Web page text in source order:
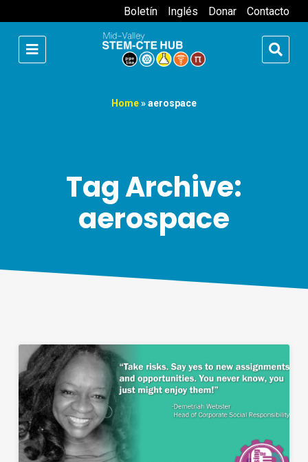
Boletín Inglés Donar Contacto
Home»aerospace
Tag Archive:
aerospace